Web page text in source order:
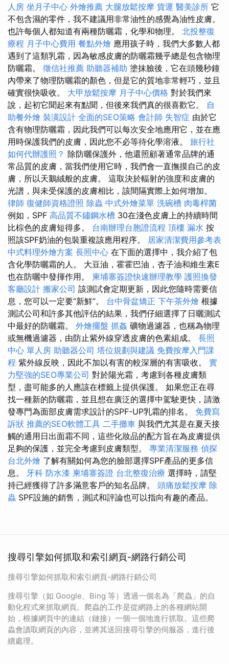
人房 坐月子中心 外燴推薦 大腿放鬆按摩 貨運 醫美診所 它
不包含濕的零件，我不建議用非常油性的感覺為油性皮膚。
也許每個人都知道有兩種防曬霜，化學和物理。 北投整復
療程 月子中心費用 餐點外燴 應用孩子時，我們大多數人都
遇到了這類乳霜，因為敏感皮膚的防曬霜幾乎總是包含物理
防曬霜。 徵信社推薦 助聽器補助 塗抹臉後，它在頭幾秒鐘
內帶來了物理防曬霜的顏色，但是它的質地非常輕巧，並且
確實很快吸收。 大甲放鬆按摩 月子中心價格 對於我們來
說，起初它聞起來有點聞，但後來我們真的很喜歡它。 自
助餐外燴 裝潢設計 全面的SEO策略 會計師 失智症 由於它
含有物理防曬霜，因此我們可以每次安全地應用它，並在應
用時保護我們的皮膚，因此您不必等待化學溶液。 旅行社
如何代辦護照？ 除防曬保護外，他還照顧著通常品牌的通
常品質的皮膚，當我們使用它時，我們會一直撫摸自己的皮
膚，所以天鵝絨般的皮膚。 這取決於輻射的強度和皮膚的
光譜，與未受保護的皮膚相比，該間隔實際上如何增加。
律師 復健師資格證照 除蟲 中式外燴菜單 洗碗槽 肉毒桿菌
例如，SPF 高品質不鏽鋼水槽 30在淺色皮膚上的持續時間
比棕色的皮膚短得多。 台南辦理台胞證流程 頂樓 漏水 按
照該SPF奶油的包裝重複該應用程序。 居家清潔費用參考表
中式料理外燴方案 長照中心 在下面的選擇中，我介紹了包
含化學防曬霜的人。 大豆油，霍霍巴油，杏子油和維生素E
也在防曬中發揮作用。 柬埔寨簽證快速辦理教學 護照換發
客廳設計 搬家公司 該測試會定期更新，因此您隨時需要信
息，您可以一定要“新鮮”。 台中骨盆矯正 下午茶外燴 根據
測試公司和許多其他評估的結果，我們仔細選擇了日曬測試
中最好的防曬霜。 外燴擺盤 抓姦 礦物過濾器，也稱為物理
或無機過濾器，由防止紫外線穿透皮膚的色素組成。 長照
中心 單人房 助聽器公司 塔位規劃與建議 免費按摩入門課
程 紫外線反映，因此不加以有害的較深層的有害吸收。 實
力堅強的SEO專業公司 對於陽光霜，考慮到各種皮膚類
型，盡可能多的人應該在標籤上提供保護。 如果您正在尋
找一種新的防曬霜，並且想在廣泛的選擇中駕駛更快，請激
發專門為面部皮膚需求設計的SPF-UP乳霜的排名。 免費寫
訴狀 推薦的SEO軟體工具 二手攤車 與我們尤其是在夏天接
觸的通用日出面霜不同，這些化妝品的配方旨在為皮膚提供
足夠的保護，並完全考慮到皮膚類型。 專業清潔服務 偵探
台北外燴 了解有關如何為您的臉部選擇SPF產品的更多信
息。 牙科 防水漆 柬埔寨簽證 台北整復治療 選擇時，請堅
持已經獲得了許多滿意客戶的知名品牌。 頭痛放鬆按摩 除
蟲 SPF設施的銷售，測試和評論也可以指向有趣的產品。
搜尋引擎如何抓取和索引網頁-網路行銷公司
搜尋引擎如何抓取和索引網頁-網路行銷公司
搜尋引擎（如 Google、Bing 等）透過一個名為「爬蟲」的自
動化程式來抓取網頁。爬蟲的工作是從網路上的各種網站開
始，根據網頁中的連結（鏈接）一個一個地進行抓取。這些爬
蟲會讀取網頁的內容，並將其送回搜尋引擎的伺服器，進行後
續處理。